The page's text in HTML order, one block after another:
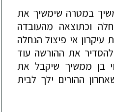
במטרה שימשיך את
וכתוצאה מהעובדה
אי פיצול הנחלה
סדיר את ההורשה עוד
בן ממשיך שיקבל את
ההורים ילך לבית